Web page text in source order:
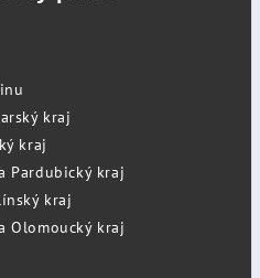
kraj
kraj
Pardubický kraj
kraj
Olomoucký kraj